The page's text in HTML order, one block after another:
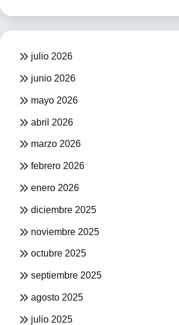
julio 2026
junio 2026
mayo 2026
abril 2026
marzo 2026
febrero 2026
enero 2026
diciembre 2025
noviembre 2025
octubre 2025
septiembre 2025
agosto 2025
julio 2025